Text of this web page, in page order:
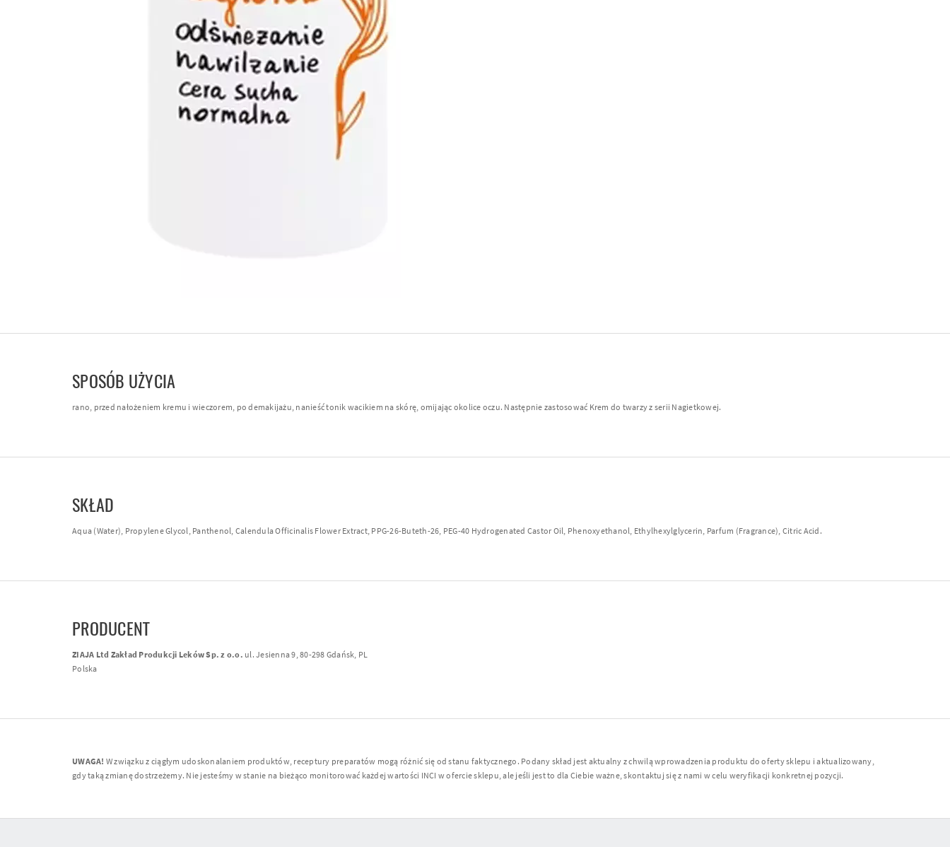
SPOSÓB UŻYCIA
rano, przed nałożeniem kremu i wieczorem, po demakijażu, nanieść tonik wacikiem na skórę, omijając okolice oczu. Następnie zastosować Krem do twarzy z serii Nagietkowej.
SKŁAD
Aqua (Water), Propylene Glycol, Panthenol, Calendula Officinalis Flower Extract, PPG-26-Buteth-26, PEG-40 Hydrogenated Castor Oil, Phenoxyethanol, Ethylhexylglycerin, Parfum (Fragrance), Citric Acid.
PRODUCENT
ZIAJA Ltd Zakład Produkcji Leków Sp. z o.o. ul. Jesienna 9, 80-298 Gdańsk, PL
Polska
UWAGA! W związku z ciągłym udoskonalaniem produktów, receptury preparatów mogą różnić się od stanu faktycznego. Podany skład jest aktualny z chwilą wprowadzenia produktu do oferty sklepu i aktualizowany,
gdy taką zmianę dostrzeżemy. Nie jesteśmy w stanie na bieżąco monitorować każdej wartości INCI w ofercie sklepu, ale jeśli jest to dla Ciebie ważne, skontaktuj się z nami w celu weryfikacji konkretnej pozycji.